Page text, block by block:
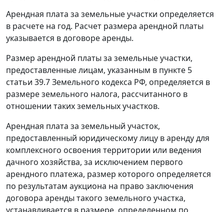
Арендная плата за земельные участки определяется
в расчете на год. Расчет размера арендной платы
указывается в договоре аренды.
Размер арендной платы за земельные участки,
предоставленные лицам, указанным в пункте 5
статьи 39.7 Земельного кодекса РФ, определяется в
размере земельного налога, рассчитанного в
отношении таких земельных участков.
Арендная плата за земельный участок,
предоставленный юридическому лицу в аренду для
комплексного освоения территории или ведения
дачного хозяйства, за исключением первого
арендного платежа, размер которого определяется
по результатам аукциона на право заключения
договора аренды такого земельного участка,
устанавливается в размере, определенном по